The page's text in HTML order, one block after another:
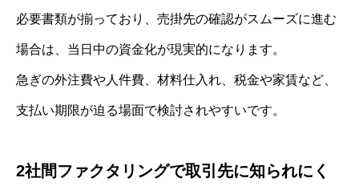
必要書類が揃っており、売掛先の確認がスムーズに進む
場合は、当日中の資金化が現実的になります。
急ぎの外注費や人件費、材料仕入れ、税金や家賃など、
支払い期限が迫る場面で検討されやすいです。
2社間ファクタリングで取引先に知られにく